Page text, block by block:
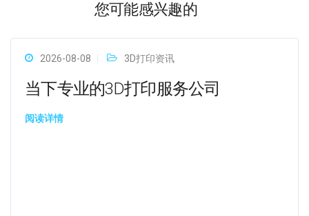
您可能感兴趣的
2026-08-08 3D打印资讯
当下专业的3D打印服务公司
阅读详情